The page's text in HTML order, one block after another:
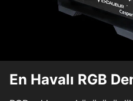
En Havalı RGB